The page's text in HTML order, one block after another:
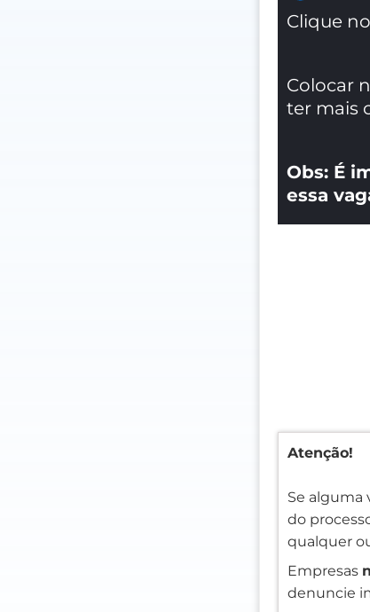
Clique
Colocar
ter mais
Obs: É
essa
Atenção!
Se alguma
do
qualquer
Empresas
denuncie